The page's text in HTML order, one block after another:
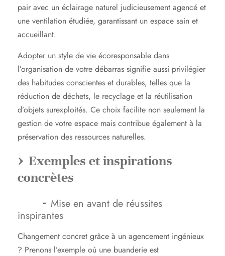
pair avec un éclairage naturel judicieusement agencé et
une ventilation étudiée, garantissant un espace sain et
accueillant.
Adopter un style de vie écoresponsable dans
l’organisation de votre débarras signifie aussi privilégier
des habitudes conscientes et durables, telles que la
réduction de déchets, le recyclage et la réutilisation
d’objets surexploités. Ce choix facilite non seulement la
gestion de votre espace mais contribue également à la
préservation des ressources naturelles.
Exemples et inspirations
concrètes
Mise en avant de réussites
inspirantes
Changement concret grâce à un agencement ingénieux
? Prenons l’exemple où une buanderie est